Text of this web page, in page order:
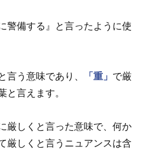
警備する』と言ったように使
言う意味であり、 「重」 で厳
と言えます。
厳しくと言った意味で、何か
厳しくと言うニュアンスは含